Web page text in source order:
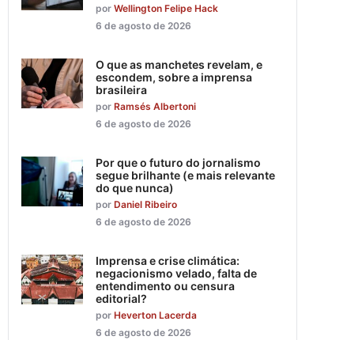
por Wellington Felipe Hack
6 de agosto de 2026
O que as manchetes revelam, e
escondem, sobre a imprensa
brasileira
por Ramsés Albertoni
6 de agosto de 2026
Por que o futuro do jornalismo
segue brilhante (e mais relevante
do que nunca)
por Daniel Ribeiro
6 de agosto de 2026
Imprensa e crise climática:
negacionismo velado, falta de
entendimento ou censura
editorial?
por Heverton Lacerda
6 de agosto de 2026